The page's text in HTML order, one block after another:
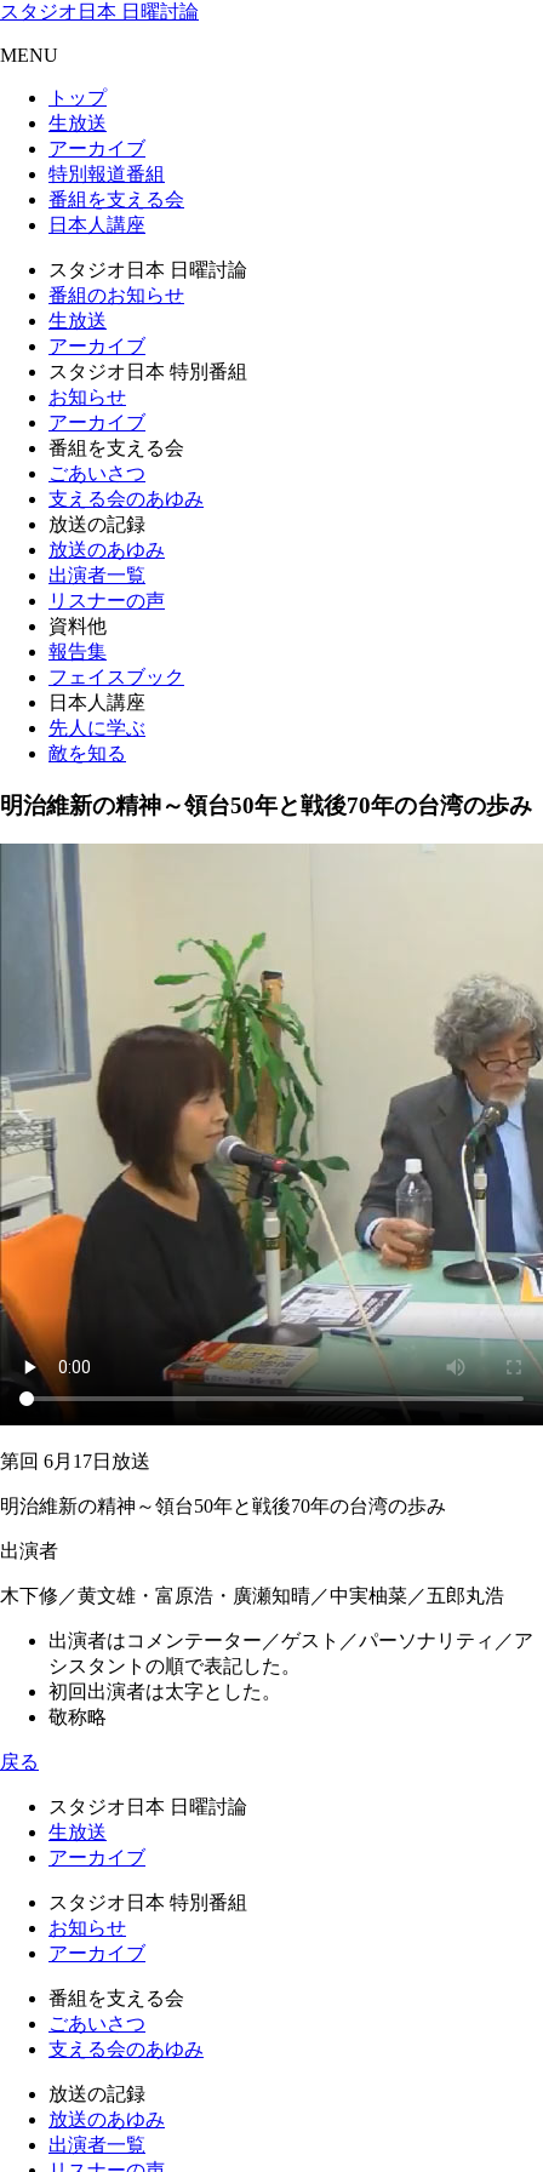
スタジオ日本 日曜討論
MENU
トップ
生放送
アーカイブ
特別報道番組
番組を支える会
日本人講座
スタジオ日本 日曜討論
番組のお知らせ
生放送
アーカイブ
スタジオ日本 特別番組
お知らせ
アーカイブ
番組を支える会
ごあいさつ
支える会のあゆみ
放送の記録
放送のあゆみ
出演者一覧
リスナーの声
資料他
報告集
フェイスブック
日本人講座
先人に学ぶ
敵を知る
明治維新の精神～領台50年と戦後70年の台湾の歩み
第回 6月17日放送
明治維新の精神～領台50年と戦後70年の台湾の歩み
出演者
木下修／黄文雄・富原浩・廣瀬知晴／中実柚菜／五郎丸浩
出演者はコメンテーター／ゲスト／パーソナリティ／ア
シスタントの順で表記した。
初回出演者は太字とした。
敬称略
戻る
スタジオ日本 日曜討論
生放送
アーカイブ
スタジオ日本 特別番組
お知らせ
アーカイブ
番組を支える会
ごあいさつ
支える会のあゆみ
放送の記録
放送のあゆみ
出演者一覧